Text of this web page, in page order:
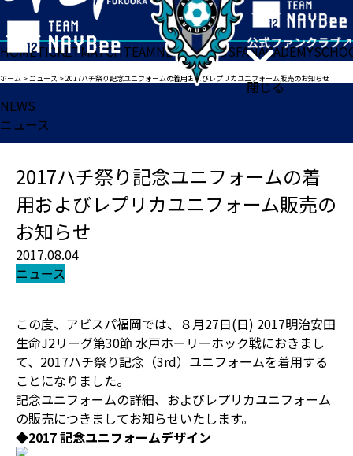
閉じる
HOMETICKETMATCHTEAMNEWSGOODSFANACADEMY
ホーム >ニュース >2017ハチ祭り記念ユニフォームの着用およびレプリカユニフォーム販売のお知らせ
NEWS
ニュース
2017ハチ祭り記念ユニフォームの着
用およびレプリカユニフォーム販売の
お知らせ
2017.08.04
ニュース
この度、アビスパ福岡では、８月27日(日) 2017明治安田
生命J2リーグ第30節 水戸ホーリーホック戦におきまし
て、2017ハチ祭り記念（3rd）ユニフォームを着用する
ことになりました。
記念ユニフォームの詳細、およびレプリカユニフォーム
の販売につきましてお知らせいたします。
◆2017 記念ユニフォームデザイン